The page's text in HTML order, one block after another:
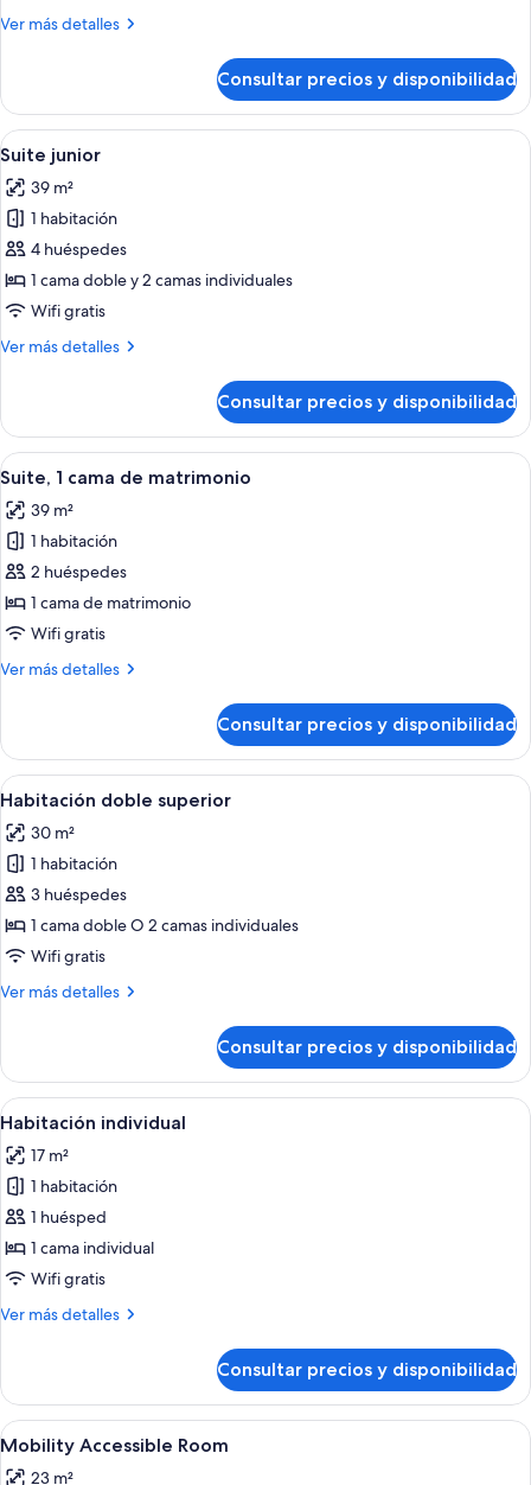
1
o
2
individuales
Ver más detalles
Más
ejecutiva
con
1
doble
o
individuales
Consultar precios y disponibilidad
Abrir
todas
las
fotos
de
Suite
junior
Habitación de hotel con una cama
7
Suite junior
39 m²
1 habitación
4 huéspedes
1 cama doble y 2 camas individuales
Wifi gratis
Ver más detalles
Más
junior
Consultar precios y disponibilidad
Abrir
todas
las
fotos
de
Suite,
1
de
Una habitación de hotel con una
5
Suite, 1 cama de matrimonio
39 m²
1 habitación
2 huéspedes
1 cama de matrimonio
Wifi gratis
Ver más detalles
Más
1
cama
de
Consultar precios y disponibilidad
Abrir
todas
las
fotos
de
Habitación
doble
Habitación de hotel con dos camas,
4
Habitación doble superior
30 m²
1 habitación
3 huéspedes
1 cama doble O 2 camas individuales
Wifi gratis
Ver más detalles
Más
doble
superior
Consultar precios y disponibilidad
Abrir
todas
las
fotos
de
Habitación
individual
Una habitación de hotel con cama,
4
Habitación individual
17 m²
1 habitación
1 huésped
1 cama individual
Wifi gratis
Ver más detalles
Más
individual
Consultar precios y disponibilidad
Abrir
todas
Habitación de hotel con una cama
5
Mobility Accessible Room
23 m²